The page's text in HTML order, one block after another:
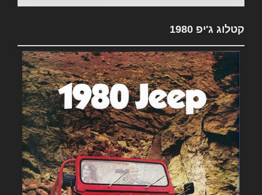
קטלוג ג'יפ 1980